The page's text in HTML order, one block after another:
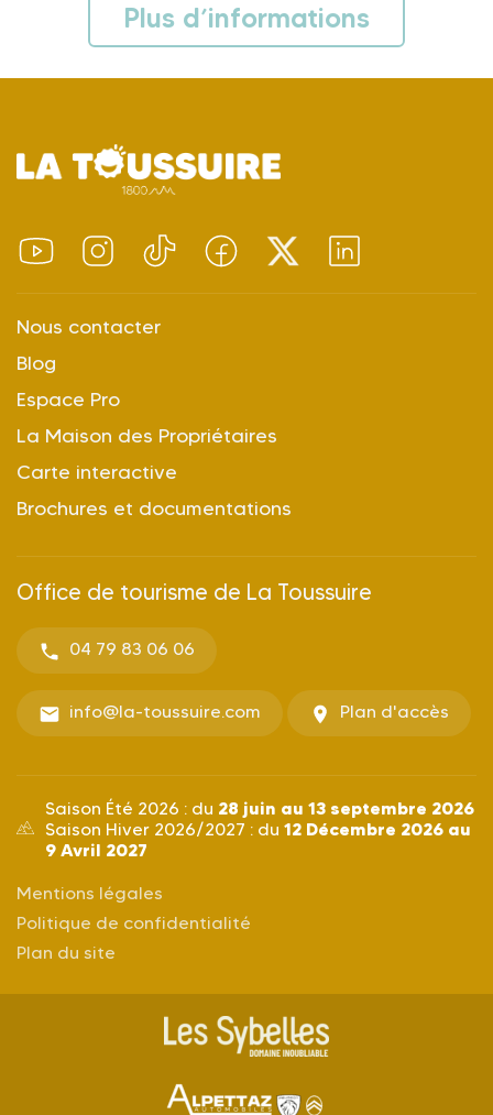
Plus d’informations
Nous contacter
Blog
Espace Pro
La Maison des Propriétaires
Carte interactive
Brochures et documentations
Office de tourisme de La Toussuire
04 79 83 06 06
info@la-toussuire.com Plan d'accès
Saison Été 2026 : du 28 juin au 13 septembre 2026
Saison Hiver 2026/2027 : du 12 Décembre 2026 au
9 Avril 2027
Mentions légales
Politique de confidentialité
Plan du site